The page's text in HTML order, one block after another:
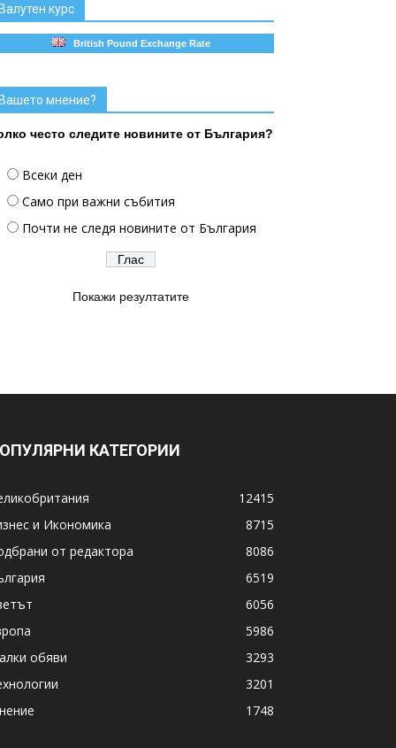
курс
British Pound Exchange Rate
мнение?
често следите новините от България?
Всеки ден
Само при важни събития
Почти не следя новините от България
Покажи резултатите
КАТЕГОРИИ
12415
и Икономика
8715
от редактора
8086
6519
6056
5986
обяви
3293
3201
1748